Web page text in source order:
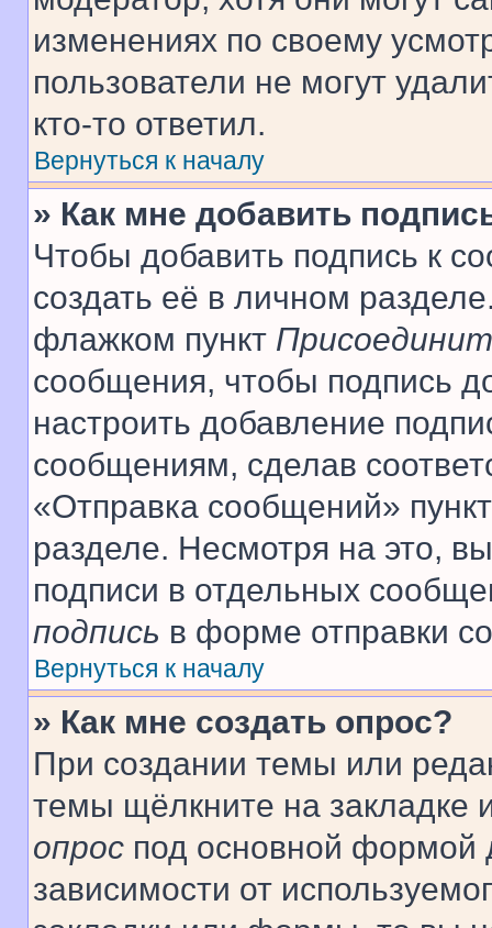
изменениях по своему
пользователи не могут
кто-то ответил.
Вернуться к началу
» Как мне добавить
Чтобы добавить подпись к
создать её в личном
флажком пункт
сообщения, чтобы подпись
настроить добавление
сообщениям, сделав
«Отправка сообщений»
разделе. Несмотря на это,
подписи в отдельных
подпись в форме отправки
Вернуться к началу
» Как мне создать опрос?
При создании темы или
темы щёлкните на
опрос под основной формой
зависимости от